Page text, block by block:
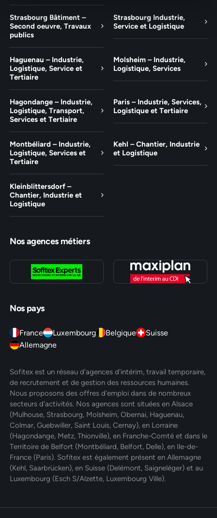
Strasbourg Bâtiment –
Second oeuvre, Travaux
publics
Strasbourg Industrie,
Service et Logistique
Haguenau – Industrie,
Logistique, Service et
Tertiaire
Molsheim – Industrie,
Logistique, Services
Hagondange – Industrie,
Logistique, Transport,
Services et Tertiaire
Paris – Industrie, Services,
Logistique et Tertiaire
Montbéliard – Industrie,
Logistique, Services et
Tertiaire
Kehl – Chantier, Industrie
et Logistique
Kleinblittersdorf –
Chantier, Industrie et
Logistique
Nos agences métiers
Nos pays
France Luxembourg Belgique
Suisse
Allemagne
Sofitex est un réseau d'agences d'intérim, travail temporaire,
de recrutement et de gestion des ressources humaines.
Nous proposons des offres d'emploi dans de nombreux
secteurs d'activités. Nos agences sont situées en Alsace
(Mulhouse, Strasbourg, Molsheim, Obernai, Haguenau,
Colmar, Guebwiller, Saint Louis, Cernay), en Lorraine
(Hagondange, Metz, Thionville), en Franche-Comté et dans le
Territoire de Belfort (Montbéliard, Belfort, Delle), en Ile-de-
France (Paris). Sofitex est également présent en Allemagne
(Kehl, Saarbrücken), en Suisse (Delémont, Saigneléger) et au
Luxembourg (Esch S/Alzette, Luxembourg Ville).